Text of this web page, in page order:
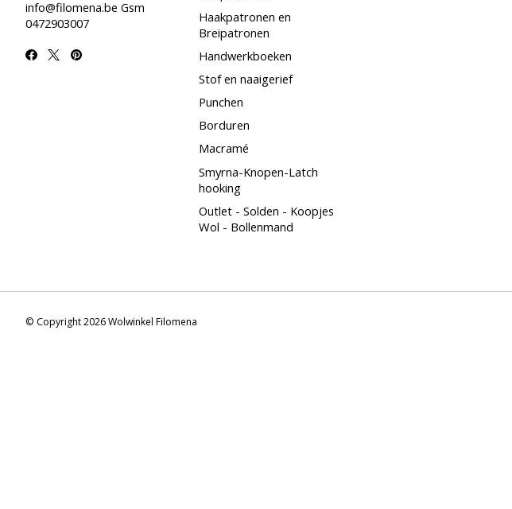
info@filomena.be Gsm
0472903007
Haakpatronen en
Breipatronen
Handwerkboeken
Stof en naaigerief
Punchen
Borduren
Macramé
Smyrna-Knopen-Latch
hooking
Outlet - Solden - Koopjes
Wol - Bollenmand
© Copyright 2026 Wolwinkel Filomena